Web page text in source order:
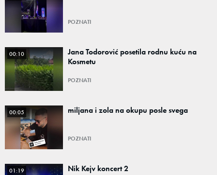
POZNATI
00:10
Jana Todorović posetila rodnu kuću na
Kosmetu
POZNATI
00:05 miljana i zola na okupu posle svega
POZNATI
01:19 Nik Kejv koncert 2